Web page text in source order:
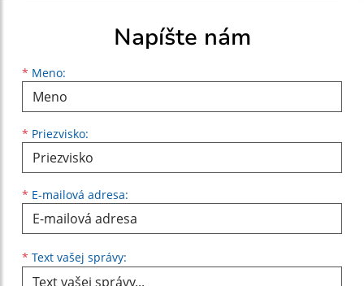
Napíšte nám
* Meno:
Meno
* Priezvisko:
Priezvisko
* E-mailová adresa:
E-mailová adresa
* Text vašej správy: